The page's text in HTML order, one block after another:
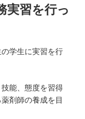
実習を行っ
学生に実習を行
能、態度を習得
剤師の養成を目